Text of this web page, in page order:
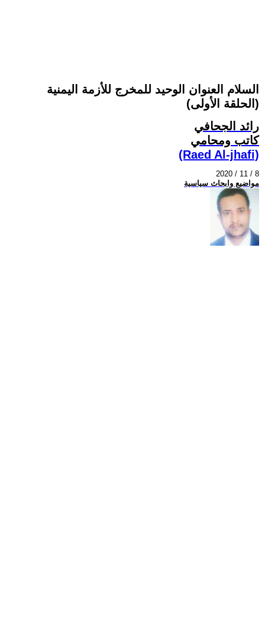
السلام العنوان الوحيد للمخرج للأزمة اليمنية
(الحلقة الأولى)
رائد الجحافي
كاتب ومحامي
(Raed Al-jhafi)
2020 / 11 / 8
مواضيع وابحاث سياسية